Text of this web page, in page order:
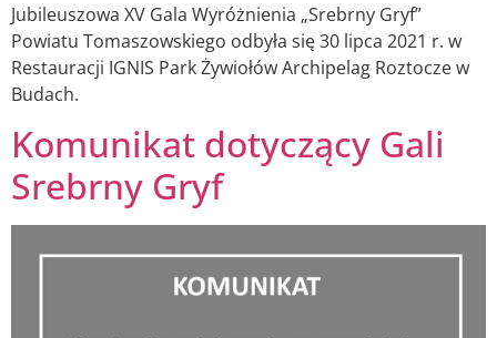
Jubileuszowa XV Gala Wyróżnienia „Srebrny Gryf”
Powiatu Tomaszowskiego odbyła się 30 lipca 2021 r. w
Restauracji IGNIS Park Żywiołów Archipelag Roztocze w
Budach.
Komunikat dotyczący Gali
Srebrny Gryf